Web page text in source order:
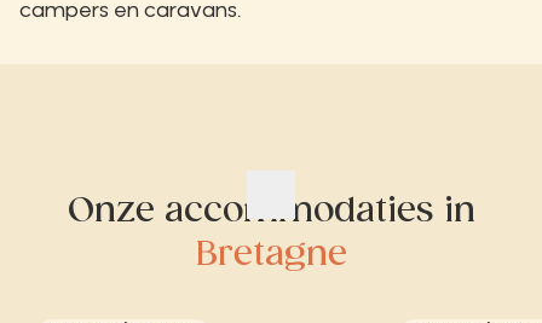
campers en caravans.
Onze accommodaties in
Bretagne